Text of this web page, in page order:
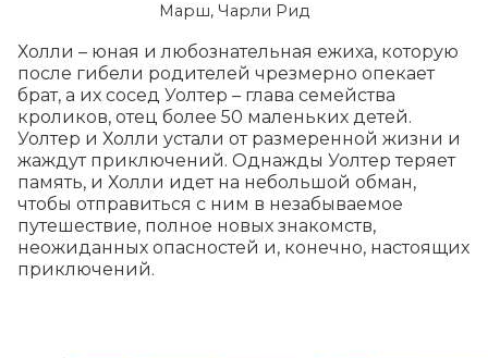
Марш, Чарли Рид
Холли – юная и любознательная ежиха, которую
после гибели родителей чрезмерно опекает
брат, а их сосед Уолтер – глава семейства
кроликов, отец более 50 маленьких детей.
Уолтер и Холли устали от размеренной жизни и
жаждут приключений. Однажды Уолтер теряет
память, и Холли идет на небольшой обман,
чтобы отправиться с ним в незабываемое
путешествие, полное новых знакомств,
неожиданных опасностей и, конечно, настоящих
приключений.